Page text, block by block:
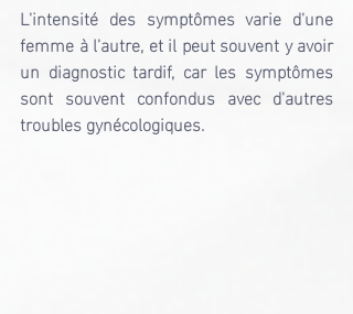
L'intensité des symptômes varie d'une
femme à l'autre, et il peut souvent y avoir
un diagnostic tardif, car les symptômes
sont souvent confondus avec d'autres
troubles gynécologiques.